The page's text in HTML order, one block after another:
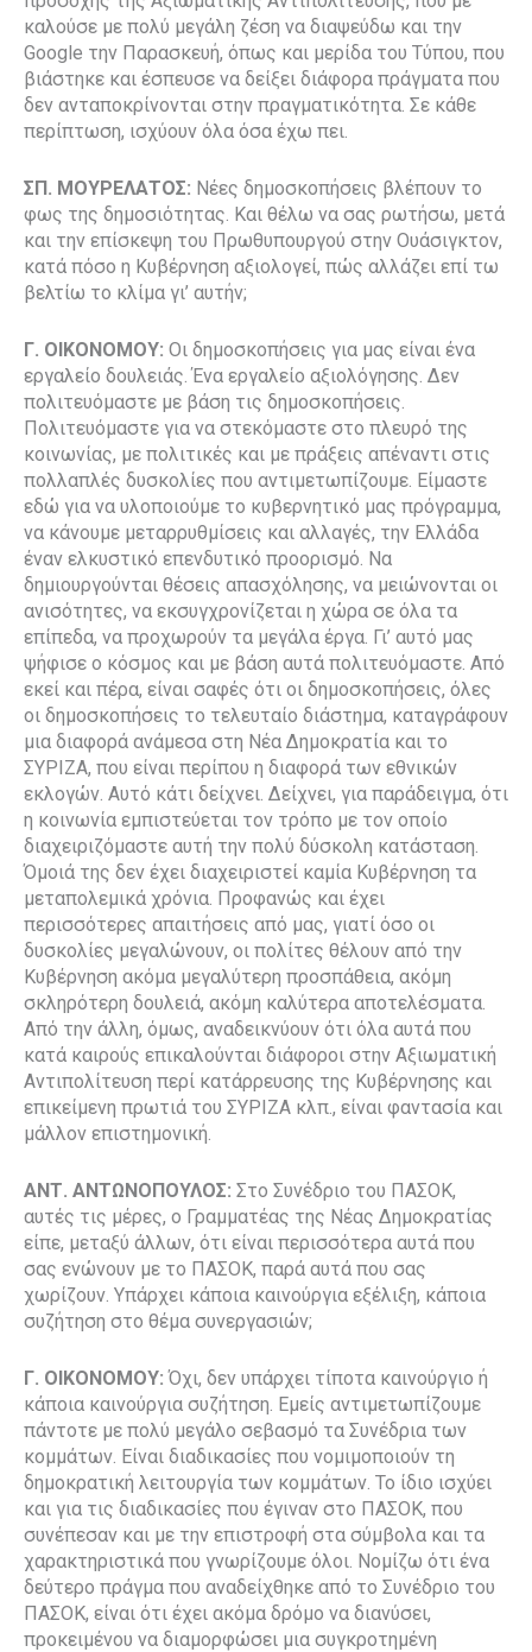
καλούσε με πολύ μεγάλη ζέση να διαψεύδω και την
Google την Παρασκευή, όπως και μερίδα του Τύπου, που
βιάστηκε και έσπευσε να δείξει διάφορα πράγματα που
δεν ανταποκρίνονται στην πραγματικότητα. Σε κάθε
περίπτωση, ισχύουν όλα όσα έχω πει.
ΣΠ. ΜΟΥΡΕΛΑΤΟΣ: Νέες δημοσκοπήσεις βλέπουν το
φως της δημοσιότητας. Και θέλω να σας ρωτήσω, μετά
και την επίσκεψη του Πρωθυπουργού στην Ουάσιγκτον,
κατά πόσο η Κυβέρνηση αξιολογεί, πώς αλλάζει επί τω
βελτίω το κλίμα γι’ αυτήν;
Γ. ΟΙΚΟΝΟΜΟΥ: Οι δημοσκοπήσεις για μας είναι ένα
εργαλείο δουλειάς. Ένα εργαλείο αξιολόγησης. Δεν
πολιτευόμαστε με βάση τις δημοσκοπήσεις.
Πολιτευόμαστε για να στεκόμαστε στο πλευρό της
κοινωνίας, με πολιτικές και με πράξεις απέναντι στις
πολλαπλές δυσκολίες που αντιμετωπίζουμε. Είμαστε
εδώ για να υλοποιούμε το κυβερνητικό μας πρόγραμμα,
να κάνουμε μεταρρυθμίσεις και αλλαγές, την Ελλάδα
έναν ελκυστικό επενδυτικό προορισμό. Να
δημιουργούνται θέσεις απασχόλησης, να μειώνονται οι
ανισότητες, να εκσυγχρονίζεται η χώρα σε όλα τα
επίπεδα, να προχωρούν τα μεγάλα έργα. Γι’ αυτό μας
ψήφισε ο κόσμος και με βάση αυτά πολιτευόμαστε. Από
εκεί και πέρα, είναι σαφές ότι οι δημοσκοπήσεις, όλες
οι δημοσκοπήσεις το τελευταίο διάστημα, καταγράφουν
μια διαφορά ανάμεσα στη Νέα Δημοκρατία και το
ΣΥΡΙΖΑ, που είναι περίπου η διαφορά των εθνικών
εκλογών. Αυτό κάτι δείχνει. Δείχνει, για παράδειγμα, ότι
η κοινωνία εμπιστεύεται τον τρόπο με τον οποίο
διαχειριζόμαστε αυτή την πολύ δύσκολη κατάσταση.
Όμοιά της δεν έχει διαχειριστεί καμία Κυβέρνηση τα
μεταπολεμικά χρόνια. Προφανώς και έχει
περισσότερες απαιτήσεις από μας, γιατί όσο οι
δυσκολίες μεγαλώνουν, οι πολίτες θέλουν από την
Κυβέρνηση ακόμα μεγαλύτερη προσπάθεια, ακόμη
σκληρότερη δουλειά, ακόμη καλύτερα αποτελέσματα.
Από την άλλη, όμως, αναδεικνύουν ότι όλα αυτά που
κατά καιρούς επικαλούνται διάφοροι στην Αξιωματική
Αντιπολίτευση περί κατάρρευσης της Κυβέρνησης και
επικείμενη πρωτιά του ΣΥΡΙΖΑ κλπ., είναι φαντασία και
μάλλον επιστημονική.
ΑΝΤ. ΑΝΤΩΝΟΠΟΥΛΟΣ: Στο Συνέδριο του ΠΑΣΟΚ,
αυτές τις μέρες, ο Γραμματέας της Νέας Δημοκρατίας
είπε, μεταξύ άλλων, ότι είναι περισσότερα αυτά που
σας ενώνουν με το ΠΑΣΟΚ, παρά αυτά που σας
χωρίζουν. Υπάρχει κάποια καινούργια εξέλιξη, κάποια
συζήτηση στο θέμα συνεργασιών;
Γ. ΟΙΚΟΝΟΜΟΥ: Όχι, δεν υπάρχει τίποτα καινούργιο ή
κάποια καινούργια συζήτηση. Εμείς αντιμετωπίζουμε
πάντοτε με πολύ μεγάλο σεβασμό τα Συνέδρια των
κομμάτων. Είναι διαδικασίες που νομιμοποιούν τη
δημοκρατική λειτουργία των κομμάτων. Το ίδιο ισχύει
και για τις διαδικασίες που έγιναν στο ΠΑΣΟΚ, που
συνέπεσαν και με την επιστροφή στα σύμβολα και τα
χαρακτηριστικά που γνωρίζουμε όλοι. Νομίζω ότι ένα
δεύτερο πράγμα που αναδείχθηκε από το Συνέδριο του
ΠΑΣΟΚ, είναι ότι έχει ακόμα δρόμο να διανύσει,
προκειμένου να διαμορφώσει μια συγκροτημένη